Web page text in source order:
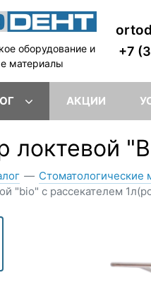
оборудование и
материалы
+7
АКЦИИ
локтевой
— Стоматологические
"bio" с рассекателем